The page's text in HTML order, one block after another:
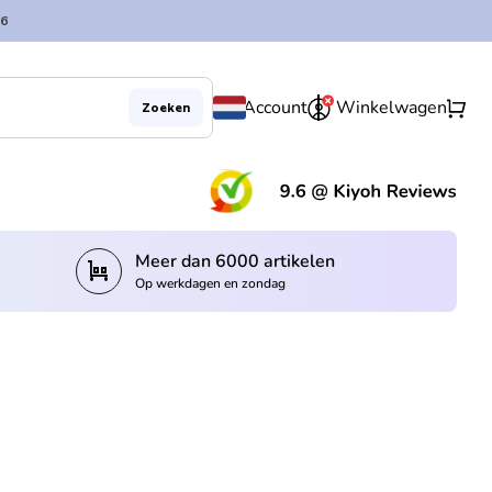
Zoeken Account Winkelwagenshopping_cart
trolley Meer dan 6000 artikelen
Op werkdagen en zondag